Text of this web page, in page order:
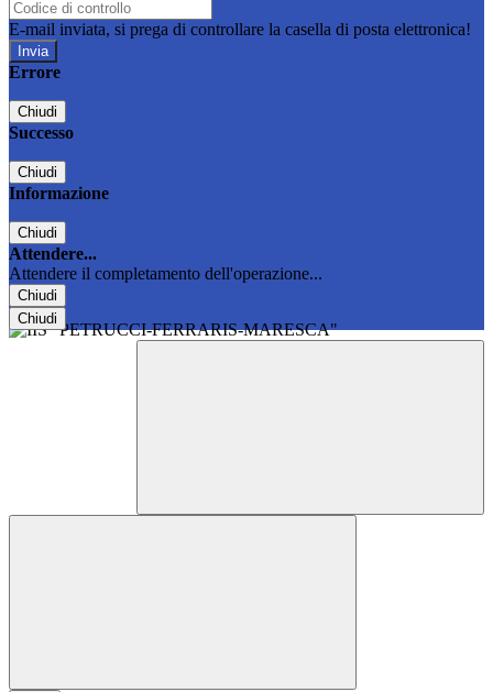
E-mail inviata, si prega di controllare la casella di posta elettronica!
Errore
Chiudi
Successo
Chiudi
Informazione
Chiudi
Attendere...
Attendere il completamento dell'operazione...
Chiudi
Chiudi